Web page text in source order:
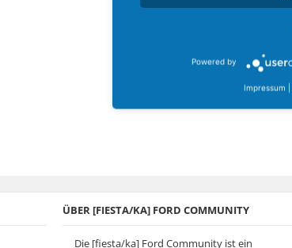
ÜBER [FIESTA/KA] FORD COMMUNITY
Die [fiesta/ka] Ford Community ist ein
Powered by
Impressum |